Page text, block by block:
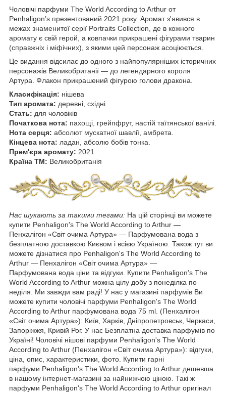
Чоловічі парфуми The World According to Arthur от
Penhaligon’s презентований 2021 року. Аромат з'явився в
межах знаменитої серії Portraits Collection, де в кожного
аромату є свій герой, а ковпачки прикрашені фігурами тварин
(справжніх і міфічних), з якими цей персонаж асоціюється.
Це видання відсилає до одного з найпопулярніших історичних
персонажів Великобританії — до легендарного короля
Артура. Флакон прикрашений фігурою голови дракона.
Класифікація: нішева
Тип аромата: деревні, східні
Стать: для чоловіків
Початкова нота: пахощі, грейпфрут, настій таїтянської ванілі.
Нота серця: абсолют мускатної шавлії, амбрета.
Кінцева нота: ладан, абсолю бобів тонка.
Прем'єра аромату: 2021
Країна ТМ: Великобританія
Нас шукають за такими тегами: На цій сторінці ви можете
купити Penhaligon's The World According to Arthur ―
Пенхалігон «Світ очима Артура» — Парфумована вода з
безплатною доставкою Києвом і всією Україною. Також тут ви
можете дізнатися про Penhaligon's The World According to
Arthur — Пенхалігон «Світ очима Артура» ―
Парфумована вода ціни та відгуки. Купити Penhaligon's The
World According to Arthur можна цілу добу з понеділка по
неділя. Ми завжди вам раді! У нас у магазині парфумів Ви
можете купити чоловічі парфуми Penhaligon's The World
According to Arthur парфумована вода 75 ml. (Пенхалігон
«Світ очима Артура»): Київ, Харків, Дніпропетровськ, Черкаси,
Запоріжжя, Кривій Рог. У нас Безплатна доставка парфумів по
Україні! Чоловічі нішові парфуми Penhaligon's The World
According to Arthur (Пенхалігон «Світ очима Артура»): відгуки,
ціна, опис, характеристики, фото. Купити гарні
парфуми Penhaligon's The World According to Arthur дешевша
в нашому інтернет-магазині за найнижчою ціною. Такі ж
парфуми Penhaligon's The World According to Arthur оригінал